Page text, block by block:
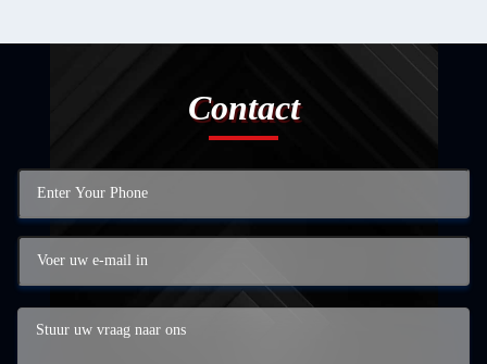
Contact